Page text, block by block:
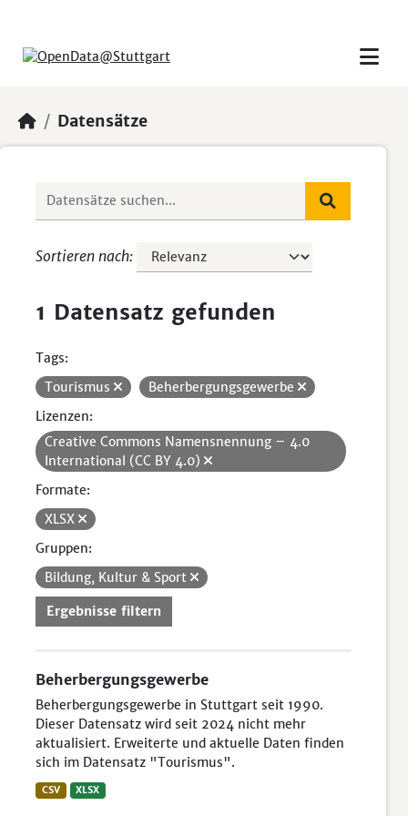
Datensätze
Sortieren nach
1 Datensatz gefunden
Tags:
Tourismus
Beherbergungsgewerbe
Lizenzen:
Creative Commons Namensnennung – 4.0
International (CC BY 4.0)
Formate:
XLSX
Gruppen:
Bildung, Kultur & Sport
Ergebnisse filtern
Beherbergungsgewerbe
Beherbergungsgewerbe in Stuttgart seit 1990.
Dieser Datensatz wird seit 2024 nicht mehr
aktualisiert. Erweiterte und aktuelle Daten finden
sich im Datensatz "Tourismus".
CSV XLSX